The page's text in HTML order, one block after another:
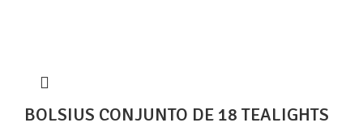
BOLSIUS CONJUNTO DE 18 TEALIGHTS